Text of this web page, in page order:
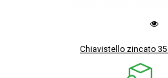
Chiavistello zincato 35